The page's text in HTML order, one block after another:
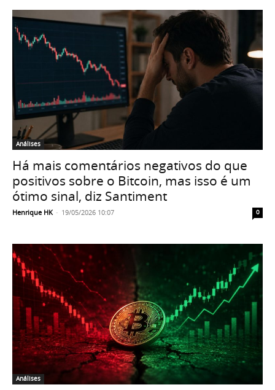
Análises
Há mais comentários negativos do que
positivos sobre o Bitcoin, mas isso é um
ótimo sinal, diz Santiment
Henrique HK - 19/05/2026 10:07 0
Análises